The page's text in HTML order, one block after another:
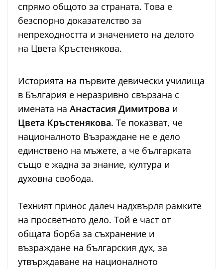
спрямо общото за страната. Това е
безспорно доказателство за
непреходността и значението на делото
на Цвета Кръстенякова.
Историята на първите девически училища
в България е неразривно свързана с
имената на Анастасия Димитрова и
Цвета Кръстенякова. Те показват, че
националното Възраждане не е дело
единствено на мъжете, а че българката
също е жадна за знание, култура и
духовна свобода.
Техният принос далеч надхвърля рамките
на просветното дело. Той е част от
общата борба за съхранение и
възраждане на българския дух, за
утвърждаване на националното